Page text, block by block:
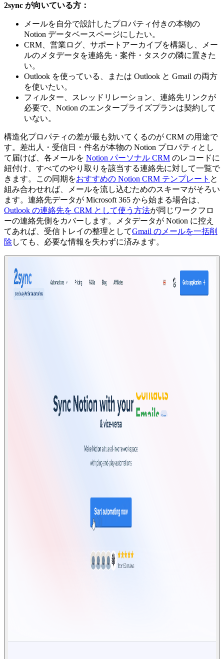
2sync が向いている方：
メールを自分で設計したプロパティ付きの本物の
Notion データベースページにしたい。
CRM、営業ログ、サポートアーカイブを構築し、メー
ルのメタデータを連絡先・案件・タスクの隣に置きた
い。
Outlook を使っている、または Outlook と Gmail の両方
を使いたい。
フィルター、スレッドリレーション、連絡先リンクが
必要で、Notion のエンタープライズプランは契約して
いない。
構造化プロパティの差が最も効いてくるのが CRM の用途で
す。差出人・受信日・件名が本物の Notion プロパティとし
て届けば、各メールを Notion パーソナル CRM のレコードに
紐付け、すべてのやり取りを該当する連絡先に対して一覧で
きます。この同期をおすすめの Notion CRM テンプレート と
組み合わせれば、メールを流し込むためのスキーマがそろい
ます。連絡先データが Microsoft 365 から始まる場合は、
Outlook の連絡先を CRM として使う方法が同じワークフロ
ーの連絡先側をカバーします。メタデータが Notion に控え
てあれば、受信トレイの整理としてGmail のメールを一括削
除 しても、必要な情報を失わずに済みます。